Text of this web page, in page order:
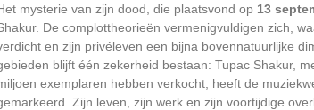
mysterie van zijn dood, die plaatsvond op 13
De complottheorieën vermenigvuldigen zich,
en zijn privéleven een bijna bovennatuurlijke
blijft één zekerheid bestaan: Tupac Shakur,
exemplaren hebben verkocht, heeft de
Zijn leven, zijn werk en zijn voortijdige